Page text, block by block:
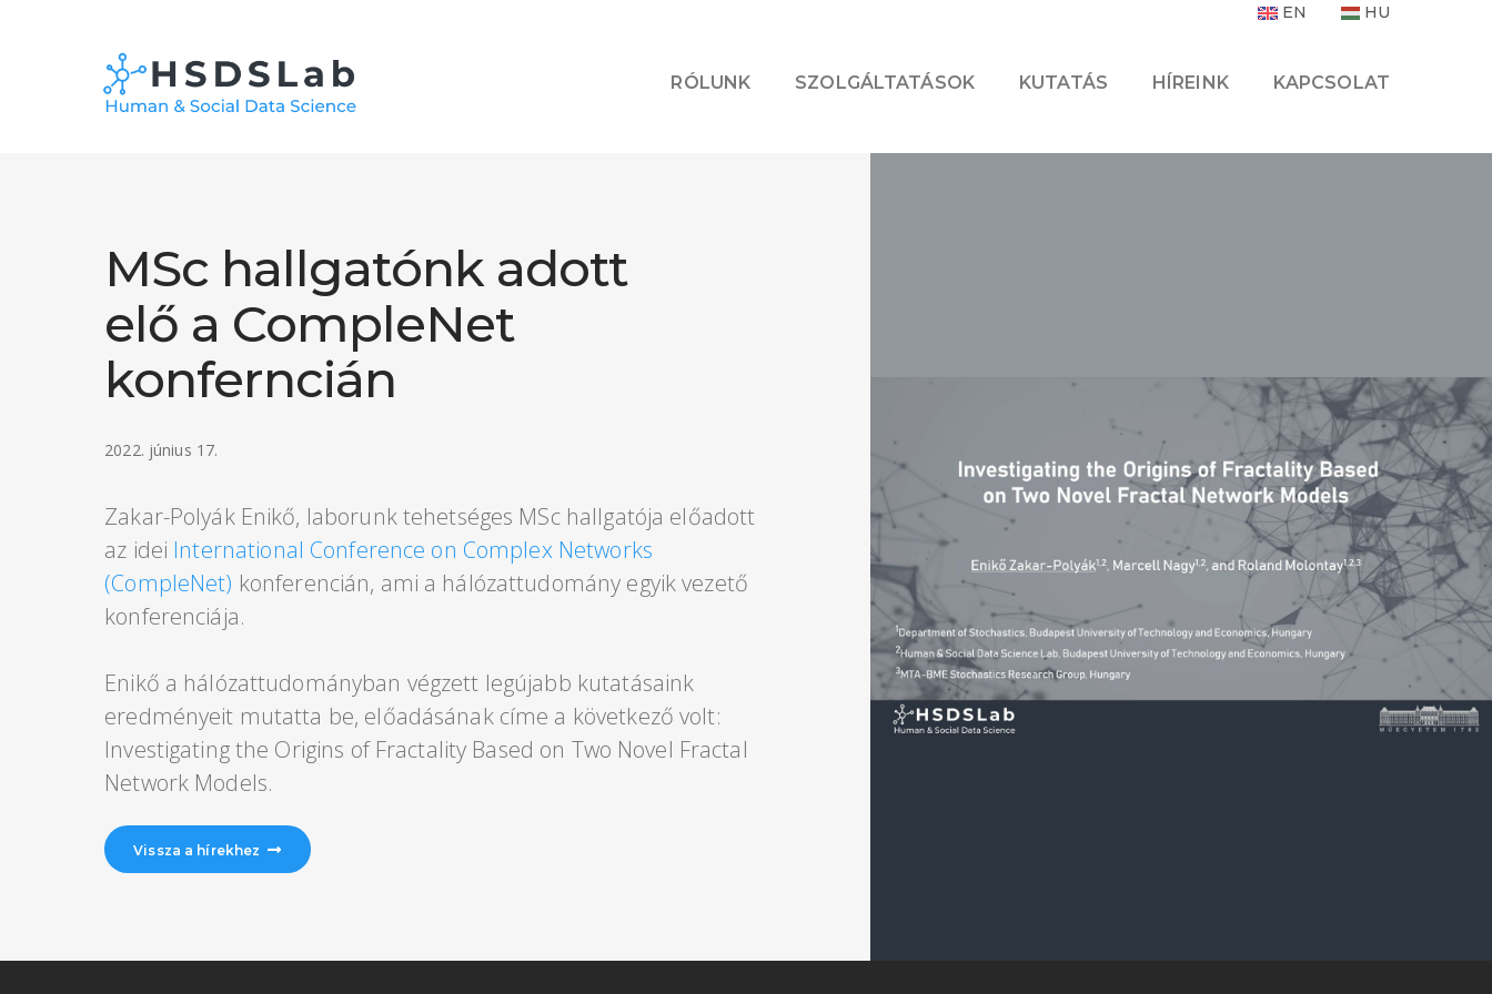
EN HU
RÓLUNK SZOLGÁLTATÁSOK KUTATÁS HÍREINK KAPCSOLAT
MSc hallgatónk adott
elő a CompleNet
konferncián
2022. június 17.
Zakar-Polyák Enikő, laborunk tehetséges MSc hallgatója előadott
az idei International Conference on Complex Networks
(CompleNet) konferencián, ami a hálózattudomány egyik vezető
konferenciája.
Enikő a hálózattudományban végzett legújabb kutatásaink
eredményeit mutatta be, előadásának címe a következő volt:
Investigating the Origins of Fractality Based on Two Novel Fractal
Network Models.
Vissza a hírekhez